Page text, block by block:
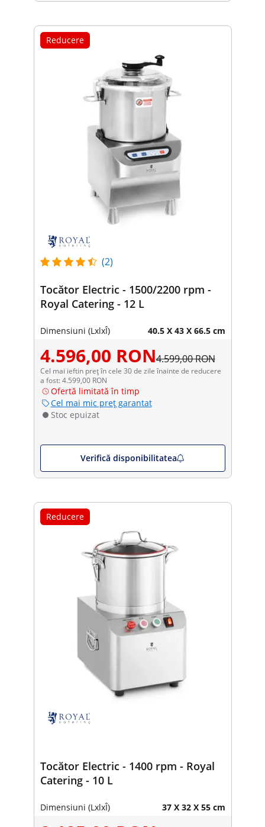
Reducere
(2)
Tocător Electric - 1500/2200 rpm -
Royal Catering - 12 L
Dimensiuni (LxlxÎ) 40.5 X 43 X 66.5 cm
4.596,00 RON4.599,00 RON
Cel mai ieftin preț în cele 30 de zile înainte de reducere
a fost: 4.599,00 RON
Ofertă limitată în timp
Cel mai mic preț garantat
Stoc epuizat
Verifică disponibilitatea
Reducere
Tocător Electric - 1400 rpm - Royal
Catering - 10 L
Dimensiuni (LxlxÎ) 37 X 32 X 55 cm